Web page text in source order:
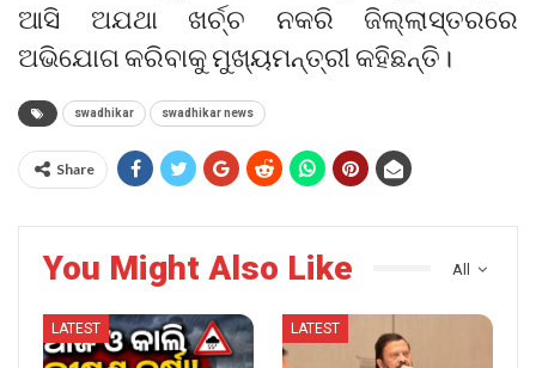
ଆସି ଅଯଥା ଖର୍ଚ୍ଚ ନକରି ଜିଲ୍ଲାସ୍ତରରେ
ଅଭିଯୋଗ କରିବାକୁ ମୁଖ୍ୟମନ୍ତ୍ରୀ କହିଛନ୍ତି।
swadhikar swadhikar news
Share
All
You Might Also Like
LATEST LATEST